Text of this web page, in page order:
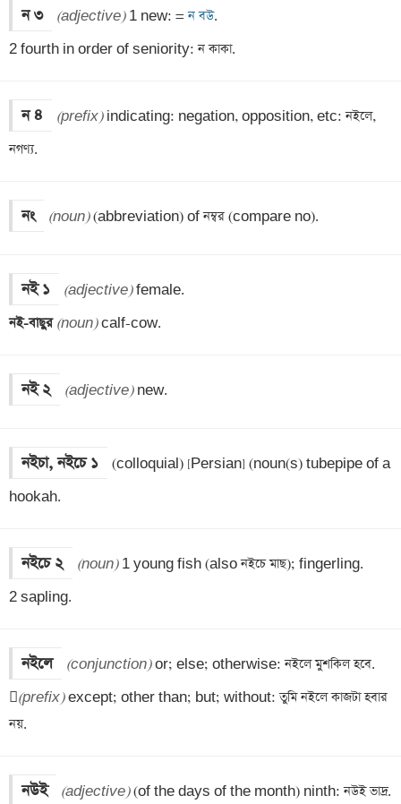
ন ৩ (adjective) 1 new: = ন বউ.
2 fourth in order of seniority: ন কাকা.
ন ৪ (prefix) indicating: negation, opposition, etc: নইলে,
নগণ্য.
নং (noun) (abbreviation) of নম্বর (compare no).
নই ১ (adjective)
নই-বাছুর (noun) calf-cow.
নই ২ (adjective) new.
নইচা, নইচে ১
(colloquial) [Persian] (noun(s) tubepipe of a
hookah.
নইচে ২ (noun) 1 young fish (also নইচে মাছ); fingerling.
2 sapling.
নইলে (conjunction) or; else; otherwise: নইলে মুশকিল হবে.
(prefix) except; other than; but; without: তুমি নইলে কাজটা হবার
নয়.
নউই (adjective) (of the days of the month) ninth: নউই ভাদ্র.